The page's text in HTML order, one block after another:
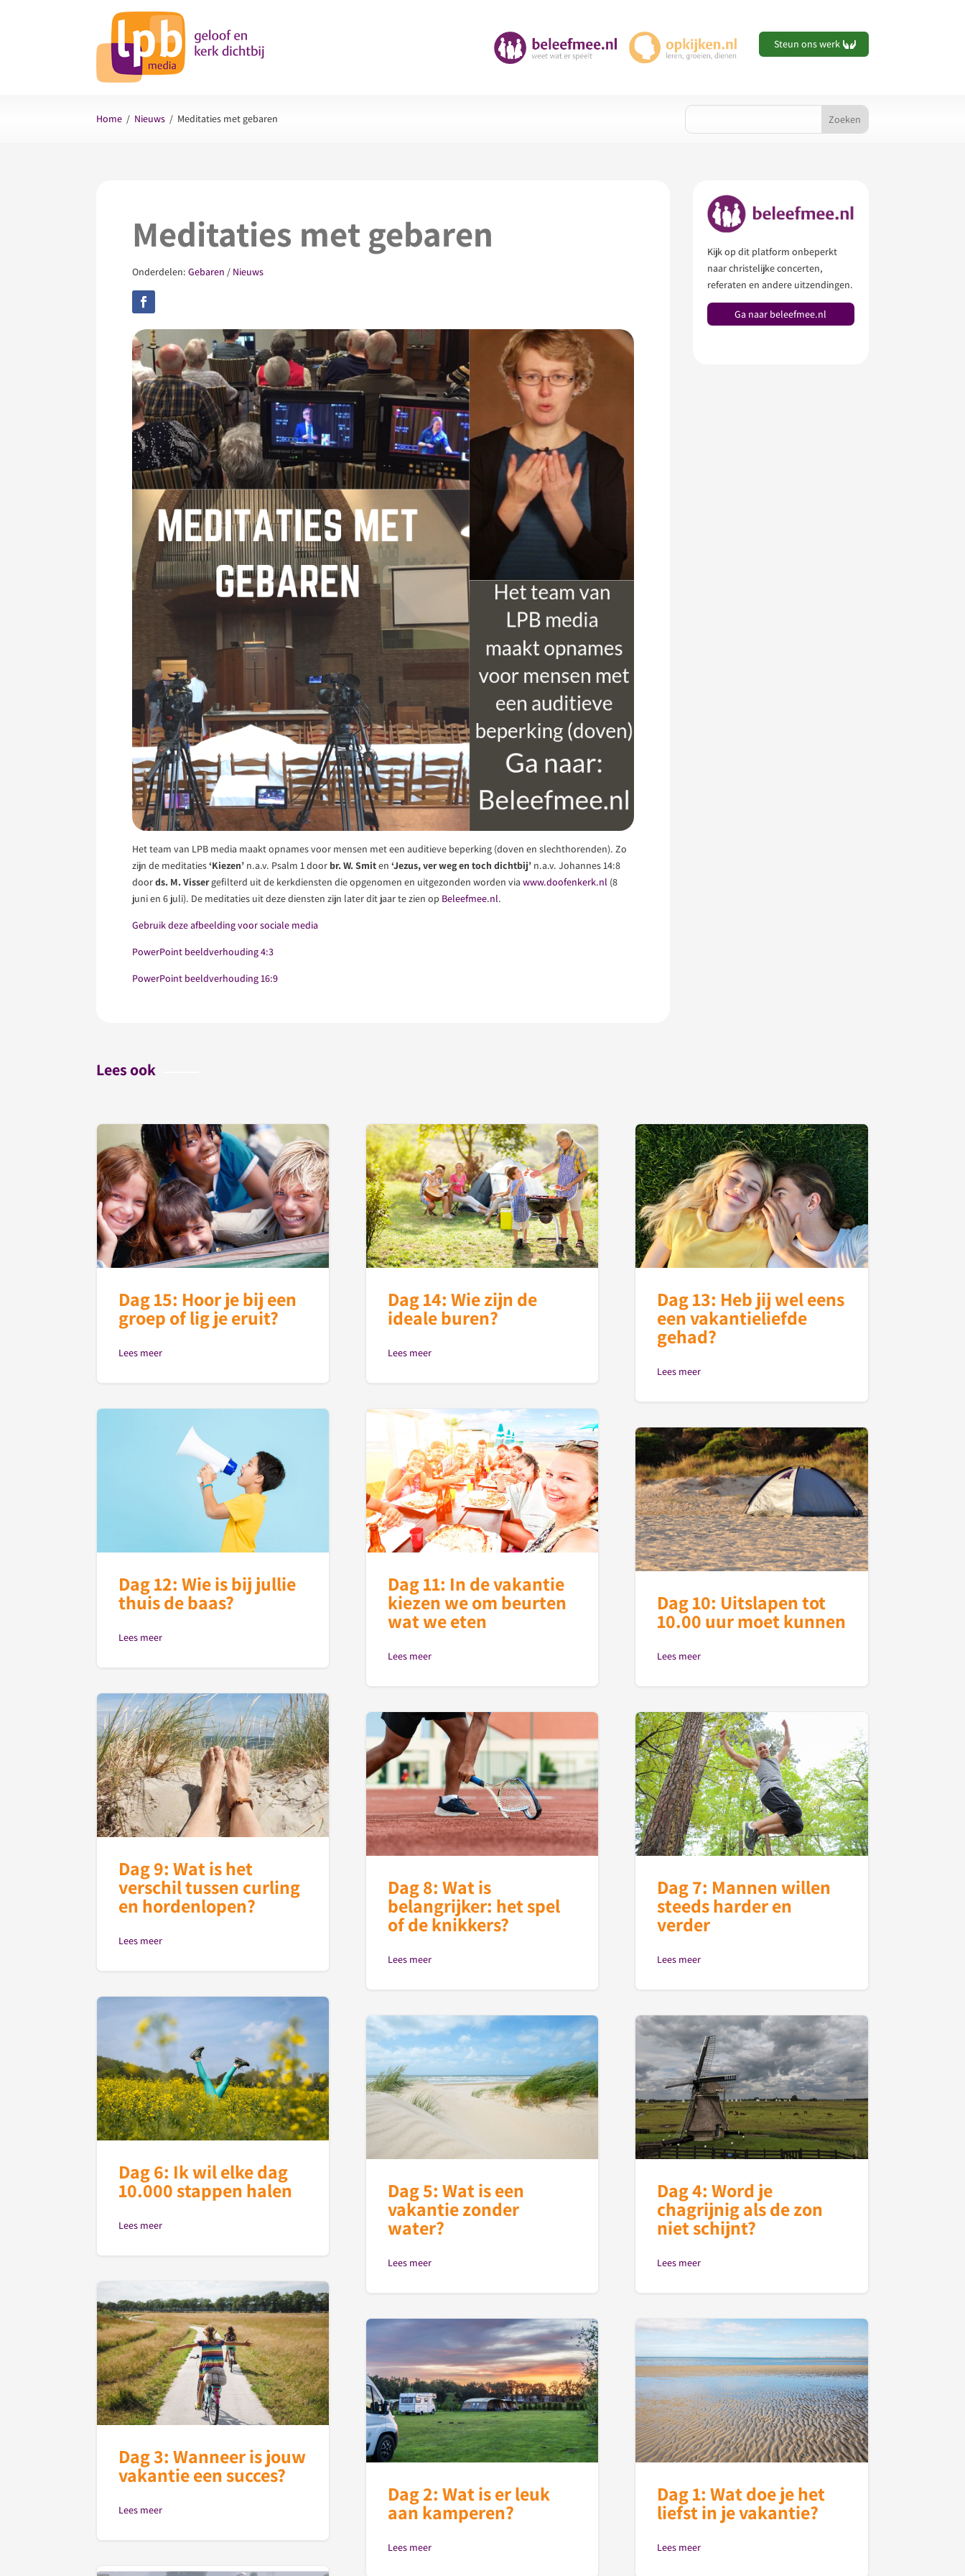
Steun ons werk
Home / Nieuws / Meditaties met gebaren
Meditaties met gebaren
Onderdelen:Gebaren / Nieuws
Het team van LPB media maakt opnames voor mensen met een auditieve beperking (doven en slechthorenden). Zo
zijn de meditaties‘Kiezen’ n.a.v. Psalm 1 door br. W. Smiten‘Jezus, ver weg en toch dichtbij’ n.a.v. Johannes 14:8
doords. M. Vissergefilterd uit de kerkdiensten die opgenomen en uitgezonden worden viawww.doofenkerk.nl (8
juni en 6 juli). De meditaties uit deze diensten zijn later dit jaar te zien op Beleefmee.nl.
Gebruik deze afbeelding voor sociale media
PowerPoint beeldverhouding 4:3
PowerPoint beeldverhouding 16:9
Kijk op dit platform onbeperkt
naar christelijke concerten,
referaten en andere uitzendingen.
Ga naar beleefmee.nl
Lees ook
Dag 15: Hoor je bij een
groep of lig je eruit?
Lees meer
Dag 14: Wie zijn de
ideale buren?
Lees meer
Dag 13: Heb jij wel eens
een vakantieliefde
gehad?
Lees meer
Dag 12: Wie is bij jullie
thuis de baas?
Lees meer
Dag 11: In de vakantie
kiezen we om beurten
wat we eten
Lees meer
Dag 10: Uitslapen tot
10.00 uur moet kunnen
Lees meer
Dag 9: Wat is het
verschil tussen curling
en hordenlopen?
Lees meer
Dag 8: Wat is
belangrijker: het spel
of de knikkers?
Lees meer
Dag 7: Mannen willen
steeds harder en
verder
Lees meer
Dag 6: Ik wil elke dag
10.000 stappen halen
Lees meer
Dag 5: Wat is een
vakantie zonder
water?
Lees meer
Dag 4: Word je
chagrijnig als de zon
niet schijnt?
Lees meer
Dag 3: Wanneer is jouw
vakantie een succes?
Lees meer
Dag 2: Wat is er leuk
aan kamperen?
Lees meer
Dag 1: Wat doe je het
liefst in je vakantie?
Lees meer